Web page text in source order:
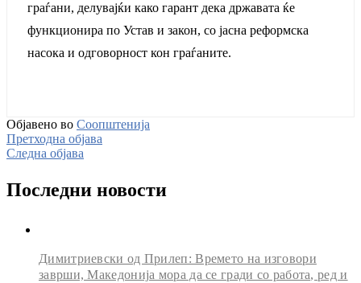
граѓани, делувајќи како гарант дека државата ќе
функционира по Устав и закон, со јасна реформска
насока и одговорност кон граѓаните.
Објавено во Соопштенија
Претходна објава
Следна објава
Последни новости
Димитриевски од Прилеп: Времето на изговори
заврши, Македонија мора да се гради со работа, ред и